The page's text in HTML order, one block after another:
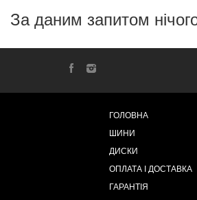
За даним запитом
ГОЛОВНА
ШИНИ
ДИСКИ
ОПЛАТА І ДОСТАВКА
ГАРАНТІЯ